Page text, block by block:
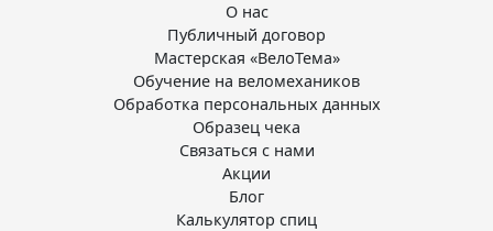
О нас
Публичный договор
Мастерская «ВелоТема»
Обучение на веломехаников
Обработка персональных данных
Образец чека
Связаться с нами
Акции
Блог
Калькулятор спиц